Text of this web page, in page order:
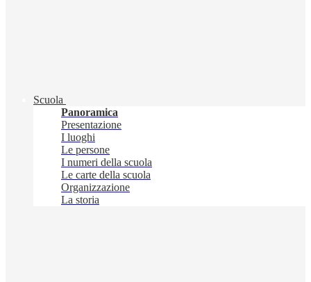
Scuola
Panoramica
Presentazione
I luoghi
Le persone
I numeri della scuola
Le carte della scuola
Organizzazione
La storia